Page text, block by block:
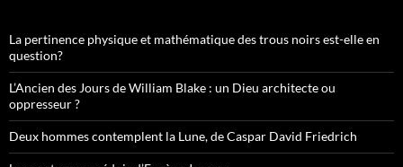
La pertinence physique et mathématique des trous noirs est-elle en
question?
L’Ancien des Jours de William Blake : un Dieu architecte ou
oppresseur ?
Deux hommes contemplent la Lune, de Caspar David Friedrich